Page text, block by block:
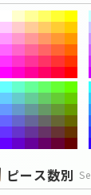
ピース数別